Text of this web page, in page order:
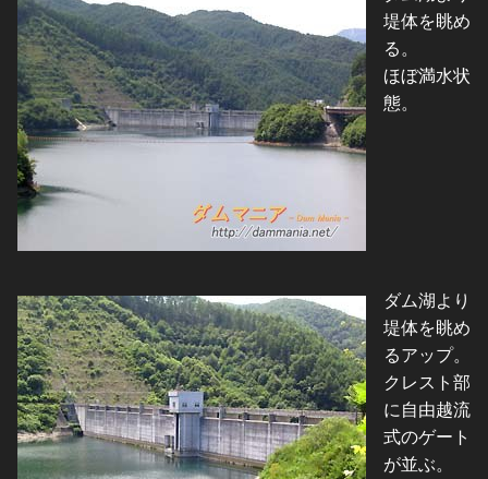
堤体を眺め
る。
ほぼ満水状
態。
ダム湖より
堤体を眺め
るアップ。
クレスト部
に自由越流
式のゲート
が並ぶ。